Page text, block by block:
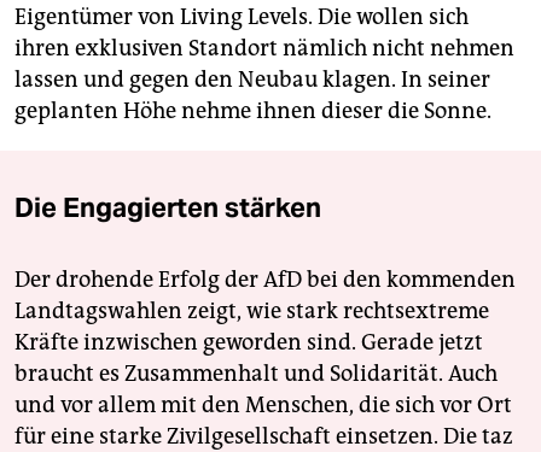
Eigentümer von Living Levels. Die wollen sich
ihren exklusiven Standort nämlich nicht nehmen
lassen und gegen den Neubau klagen. In seiner
geplanten Höhe nehme ihnen dieser die Sonne.
Die Engagierten stärken
Der drohende Erfolg der AfD bei den kommenden
Landtagswahlen zeigt, wie stark rechtsextreme
Kräfte inzwischen geworden sind. Gerade jetzt
braucht es Zusammenhalt und Solidarität. Auch
und vor allem mit den Menschen, die sich vor Ort
für eine starke Zivilgesellschaft einsetzen. Die taz